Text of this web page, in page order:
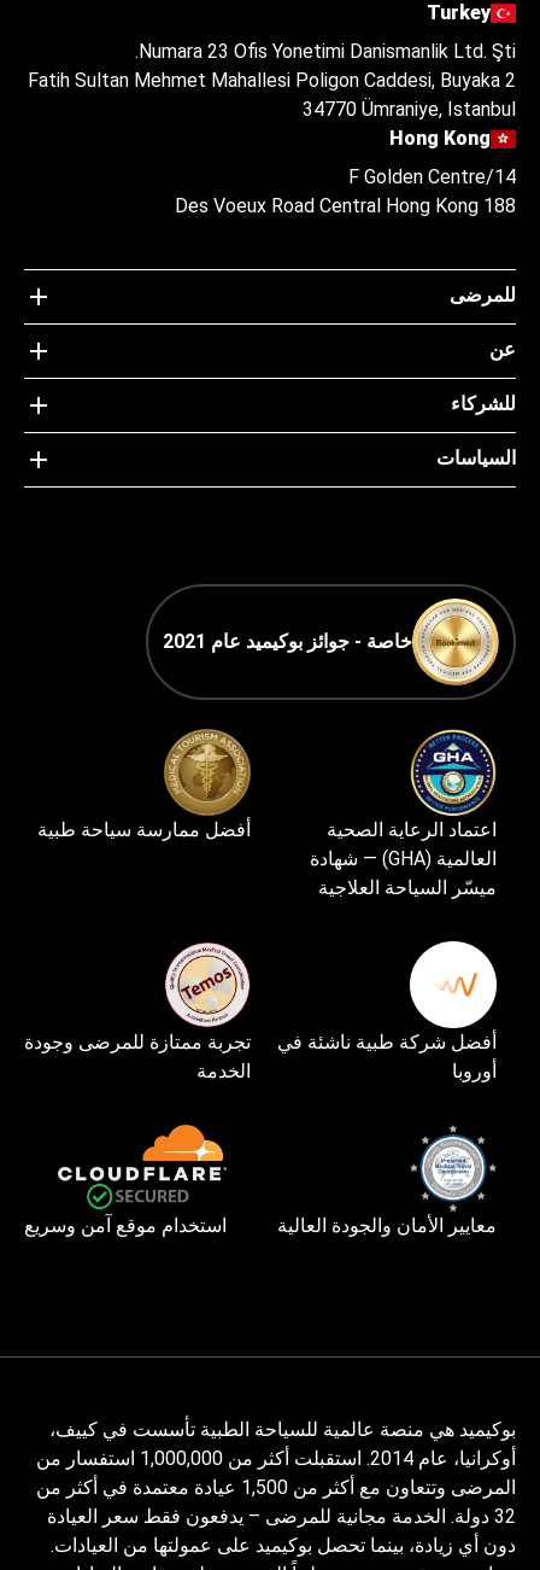
Turkey
Numara 23 Ofis Yonetimi Danismanlik Ltd. Şti.
Fatih Sultan Mehmet Mahallesi Poligon Caddesi, Buyaka 2
34770 Ümraniye, Istanbul
Hong Kong
14/F Golden Centre
188 Des Voeux Road Central Hong Kong
للمرضى
عن
للشركاء
السياسات
خاصة - جوائز بوكيميد عام 2021
اعتماد الرعاية الصحية
العالمية (GHA) — شهادة
ميسّر السياحة العلاجية
أفضل ممارسة سياحة طبية
أفضل شركة طبية ناشئة في
أوروبا
تجربة ممتازة للمرضى وجودة
الخدمة
معايير الأمان والجودة العالية استخدام موقع آمن وسريع
بوكيميد هي منصة عالمية للسياحة الطبية تأسست في كييف،
أوكرانيا، عام 2014. استقبلت أكثر من 1,000,000 استفسار من
المرضى وتتعاون مع أكثر من 1,500 عيادة معتمدة في أكثر من
32 دولة. الخدمة مجانية للمرضى – يدفعون فقط سعر العيادة
دون أي زيادة، بينما تحصل بوكيميد على عمولتها من العيادات.